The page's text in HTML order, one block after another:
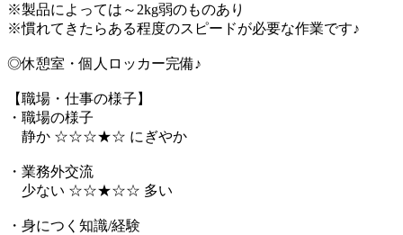
※製品によっては～2kg弱のものあり
※慣れてきたらある程度のスピードが必要な作業です♪
◎休憩室・個人ロッカー完備♪
【職場・仕事の様子】
・職場の様子
静か ☆☆☆★☆ にぎやか
・業務外交流
少ない ☆☆★☆☆ 多い
・身につく知識/経験